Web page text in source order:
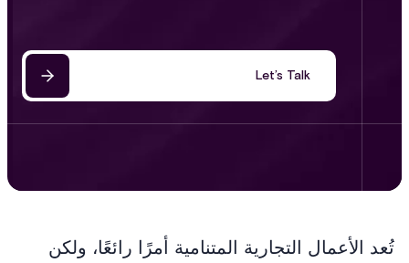
Let’s Talk
تُعد الأعمال التجارية المتنامية أمرًا رائعًا، ولكن